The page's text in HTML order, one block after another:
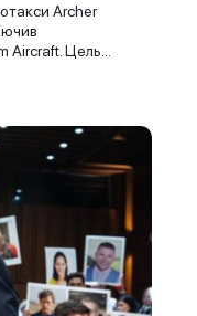
Archer
Цель...